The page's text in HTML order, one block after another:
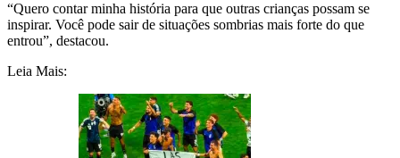
“Quero contar minha história para que outras crianças possam se
inspirar. Você pode sair de situações sombrias mais forte do que
entrou”, destacou.
Leia Mais: